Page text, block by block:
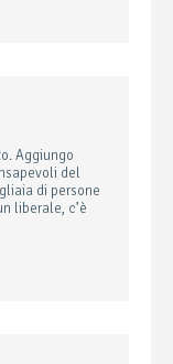
Aggiungo
del
di persone
liberale, c’è